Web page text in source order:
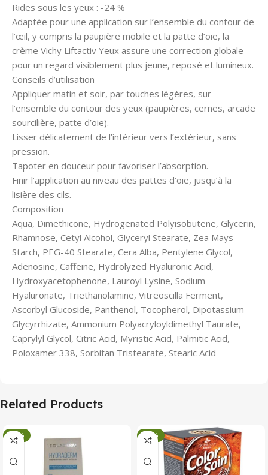
Rides sous les yeux : -24 %
Adaptée pour une application sur l’ensemble du contour de
l’œil, y compris la paupière mobile et la patte d’oie, la
crème Vichy Liftactiv Yeux assure une correction globale
pour un regard visiblement plus jeune, reposé et lumineux.
Conseils d’utilisation
Appliquer matin et soir, par touches légères, sur
l’ensemble du contour des yeux (paupières, cernes, arcade
sourcilière, patte d’oie).
Lisser délicatement de l’intérieur vers l’extérieur, sans
pression.
Tapoter en douceur pour favoriser l’absorption.
Finir l’application au niveau des pattes d’oie, jusqu’à la
lisière des cils.
Composition
Aqua, Dimethicone, Hydrogenated Polyisobutene, Glycerin,
Rhamnose, Cetyl Alcohol, Glyceryl Stearate, Zea Mays
Starch, PEG-40 Stearate, Cera Alba, Pentylene Glycol,
Adenosine, Caffeine, Hydrolyzed Hyaluronic Acid,
Hydroxyacetophenone, Lauroyl Lysine, Sodium
Hyaluronate, Triethanolamine, Vitreoscilla Ferment,
Ascorbyl Glucoside, Panthenol, Tocopherol, Dipotassium
Glycyrrhizate, Ammonium Polyacryloyldimethyl Taurate,
Caprylyl Glycol, Citric Acid, Myristic Acid, Palmitic Acid,
Poloxamer 338, Sorbitan Tristearate, Stearic Acid
Related Products
-34% -34%